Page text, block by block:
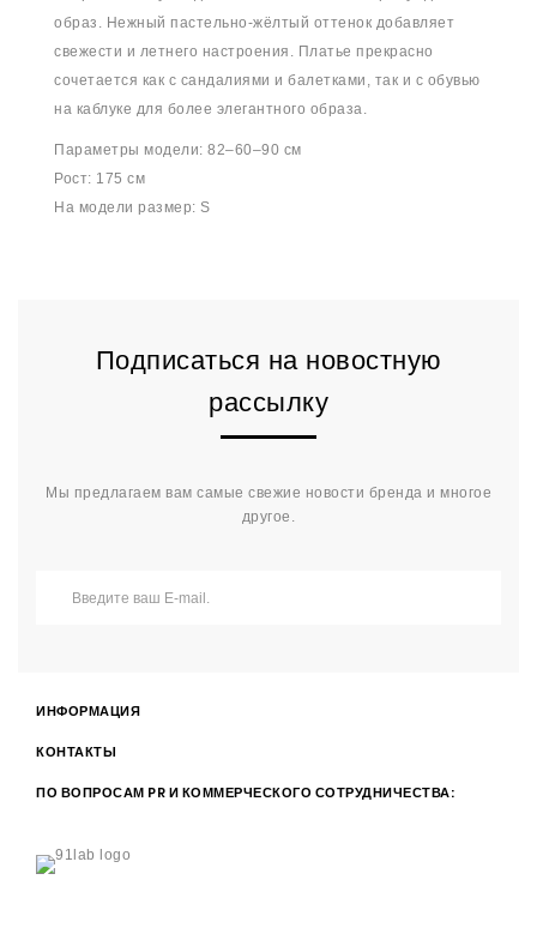
образ. Нежный пастельно-жёлтый оттенок добавляет
свежести и летнего настроения. Платье прекрасно
сочетается как с сандалиями и балетками, так и с обувью
на каблуке для более элегантного образа.
Параметры модели: 82–60–90 см
Рост: 175 см
На модели размер: S
Подписаться на новостную
рассылку
Мы предлагаем вам самые свежие новости бренда и многое
другое.
ИНФОРМАЦИЯ
КОНТАКТЫ
ПО ВОПРОСАМ PR И КОММЕРЧЕСКОГО СОТРУДНИЧЕСТВА: